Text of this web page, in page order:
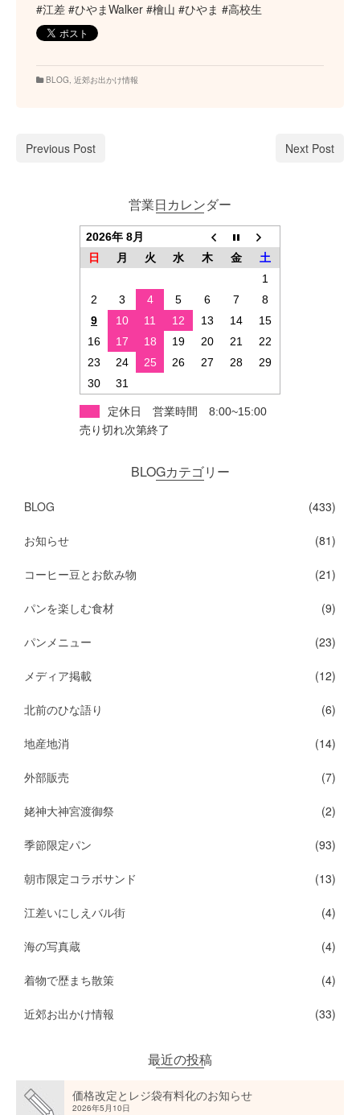
#江差 #ひやまWalker #檜山 #ひやま #高校生
BLOG 近郊お出かけ情報
Previous Post Next Post
営業日カレンダー
2026年 8月
日
月 火 水 木 金
土
1
2
3 4 5 6 7
8
9
10 11 12 13 14
15
16
17 18 19 20 21
22
23
24 25 26 27 28
29
30
31
定休日 営業時間 8:00~15:00
売り切れ次第終了
BLOGカテゴリー
BLOG (433)
お知らせ (81)
コーヒー豆とお飲み物 (21)
パンを楽しむ食材 (9)
パンメニュー (23)
メディア掲載 (12)
北前のひな語り (6)
地産地消 (14)
外部販売 (7)
姥神大神宮渡御祭 (2)
季節限定パン (93)
朝市限定コラボサンド (13)
江差いにしえバル街 (4)
海の写真蔵 (4)
着物で歴まち散策 (4)
近郊お出かけ情報 (33)
最近の投稿
価格改定とレジ袋有料化のお知らせ
2026年5月10日